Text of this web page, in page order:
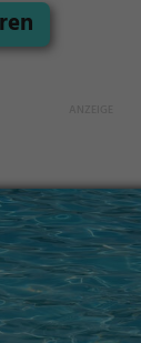
Wetter kann